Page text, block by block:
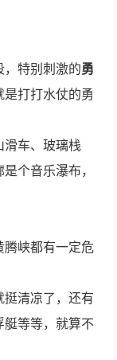
，特别刺激的勇
是打打水仗的勇
滑车、玻璃栈
个音乐瀑布，
腾峡都有一定危
挺清凉了，还有
艇等等，就算不